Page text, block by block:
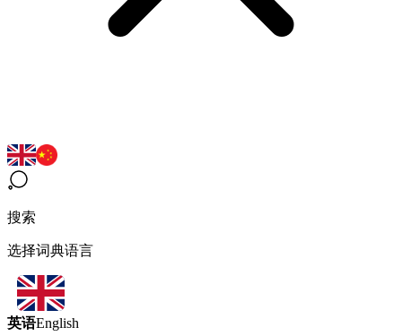
搜索
选择词典语言
英语English